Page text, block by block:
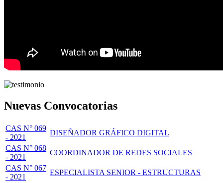
Nuevas Convocatorias
CAS N° 069
- 2021
DISEÑADOR GRÁFICO DIGITAL
CAS N° 068
- 2021
COORDINADOR DE REDES SOCIALES
CAS N° 067
- 2021
ESPECIALISTA SENIOR - ESTRUCTURAS